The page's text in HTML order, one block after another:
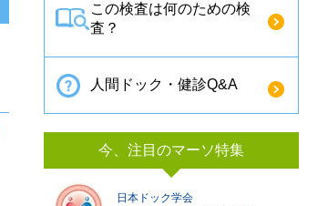
この検査は何のための検
査？
人間ドック・健診Q&A
今、注目のマーソ特集
日本ドック学会